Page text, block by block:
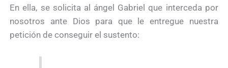
En ella, se solicita al ángel Gabriel que interceda por
nosotros ante Dios para que le entregue nuestra
petición de conseguir el sustento: